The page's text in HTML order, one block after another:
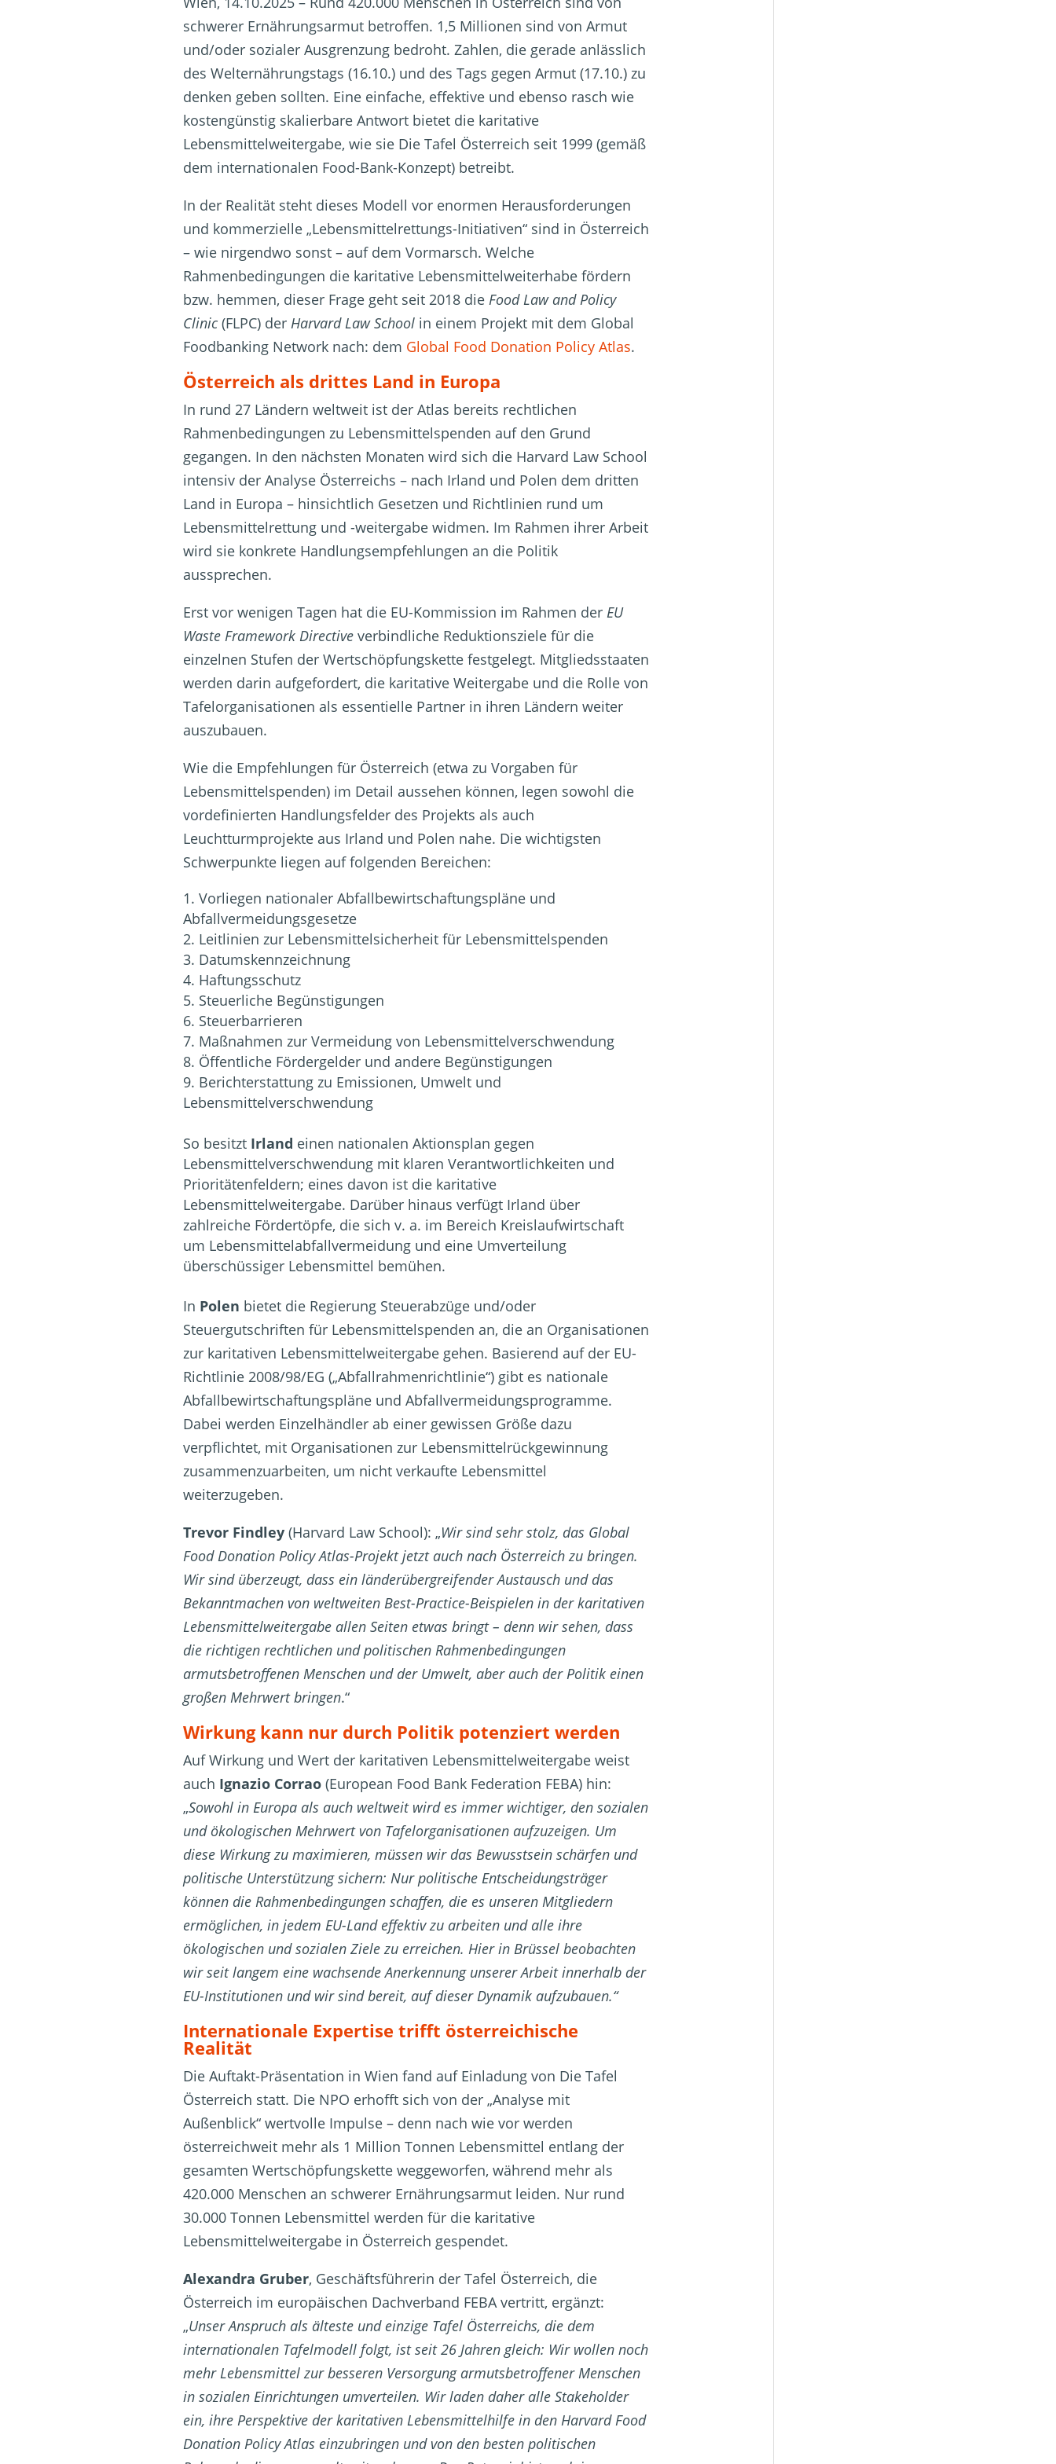
schwerer Ernährungsarmut betroffen. 1,5 Millionen sind von Armut
und/oder sozialer Ausgrenzung bedroht. Zahlen, die gerade anlässlich
des Welternährungstags (16.10.) und des Tags gegen Armut (17.10.) zu
denken geben sollten. Eine einfache, effektive und ebenso rasch wie
kostengünstig skalierbare Antwort bietet die karitative
Lebensmittelweitergabe, wie sie Die Tafel Österreich seit 1999 (gemäß
dem internationalen Food-Bank-Konzept) betreibt.
In der Realität steht dieses Modell vor enormen Herausforderungen
und kommerzielle „Lebensmittelrettungs-Initiativen“ sind in Österreich
– wie nirgendwo sonst – auf dem Vormarsch. Welche
Rahmenbedingungen die karitative Lebensmittelweiterhabe fördern
bzw. hemmen, dieser Frage geht seit 2018 dieFood Law and Policy
Clinic (FLPC) derHarvard Law School in einem Projekt mit dem Global
Foodbanking Network nach: dem Global Food Donation Policy Atlas.
Österreich als drittes Land in Europa
In rund 27 Ländern weltweit ist der Atlas bereits rechtlichen
Rahmenbedingungen zu Lebensmittelspenden auf den Grund
gegangen. In den nächsten Monaten wird sich die Harvard Law School
intensiv der Analyse Österreichs – nach Irland und Polen dem dritten
Land in Europa – hinsichtlich Gesetzen und Richtlinien rund um
Lebensmittelrettung und -weitergabe widmen. Im Rahmen ihrer Arbeit
wird sie konkrete Handlungsempfehlungen an die Politik
aussprechen.
Erst vor wenigen Tagen hat die EU-Kommission im Rahmen derEU
Waste Framework Directive verbindliche Reduktionsziele für die
einzelnen Stufen der Wertschöpfungskette festgelegt. Mitgliedsstaaten
werden darin aufgefordert, die karitative Weitergabe und die Rolle von
Tafelorganisationen als essentielle Partner in ihren Ländern weiter
auszubauen.
Wie die Empfehlungen für Österreich (etwa zu Vorgaben für
Lebensmittelspenden) im Detail aussehen können, legen sowohl die
vordefinierten Handlungsfelder des Projekts als auch
Leuchtturmprojekte aus Irland und Polen nahe. Die wichtigsten
Schwerpunkte liegen auf folgenden Bereichen:
Vorliegen nationaler Abfallbewirtschaftungspläne und
Abfallvermeidungsgesetze
Leitlinien zur Lebensmittelsicherheit für Lebensmittelspenden
Datumskennzeichnung
Haftungsschutz
Steuerliche Begünstigungen
Steuerbarrieren
Maßnahmen zur Vermeidung von Lebensmittelverschwendung
Öffentliche Fördergelder und andere Begünstigungen
Berichterstattung zu Emissionen, Umwelt und
Lebensmittelverschwendung
So besitzt Irland einen nationalen Aktionsplan gegen
Lebensmittelverschwendung mit klaren Verantwortlichkeiten und
Prioritätenfeldern; eines davon ist die karitative
Lebensmittelweitergabe. Darüber hinaus verfügt Irland über
zahlreiche Fördertöpfe, die sich v. a. im Bereich Kreislaufwirtschaft
um Lebensmittelabfallvermeidung und eine Umverteilung
überschüssiger Lebensmittel bemühen.
In Polen bietet die Regierung Steuerabzüge und/oder
Steuergutschriften für Lebensmittelspenden an, die an Organisationen
zur karitativen Lebensmittelweitergabe gehen. Basierend auf der EU-
Richtlinie 2008/98/EG („Abfallrahmenrichtlinie“) gibt es nationale
Abfallbewirtschaftungspläne und Abfallvermeidungsprogramme.
Dabei werden Einzelhändler ab einer gewissen Größe dazu
verpflichtet, mit Organisationen zur Lebensmittelrückgewinnung
zusammenzuarbeiten, um nicht verkaufte Lebensmittel
weiterzugeben.
Trevor Findley (Harvard Law School): „Wir sind sehr stolz, das Global
Food Donation Policy Atlas-Projekt jetzt auch nach Österreich zu bringen.
Wir sind überzeugt, dass ein länderübergreifender Austausch und das
Bekanntmachen von weltweiten Best-Practice-Beispielen in der karitativen
Lebensmittelweitergabe allen Seiten etwas bringt – denn wir sehen, dass
die richtigen rechtlichen und politischen Rahmenbedingungen
armutsbetroffenen Menschen und der Umwelt, aber auch der Politik einen
großen Mehrwert bringen.“
Wirkung kann nur durch Politik potenziert werden
Auf Wirkung und Wert der karitativen Lebensmittelweitergabe weist
auch Ignazio Corrao (European Food Bank Federation FEBA) hin:
„Sowohl in Europa als auch weltweit wird es immer wichtiger, den sozialen
und ökologischen Mehrwert von Tafelorganisationen aufzuzeigen. Um
diese Wirkung zu maximieren, müssen wir das Bewusstsein schärfen und
politische Unterstützung sichern: Nur politische Entscheidungsträger
können die Rahmenbedingungen schaffen, die es unseren Mitgliedern
ermöglichen, in jedem EU-Land effektiv zu arbeiten und alle ihre
ökologischen und sozialen Ziele zu erreichen. Hier in Brüssel beobachten
wir seit langem eine wachsende Anerkennung unserer Arbeit innerhalb der
EU-Institutionen und wir sind bereit, auf dieser Dynamik aufzubauen.“
Internationale Expertise trifft österreichische
Realität
Die Auftakt-Präsentation in Wien fand auf Einladung von Die Tafel
Österreich statt. Die NPO erhofft sich von der „Analyse mit
Außenblick“ wertvolle Impulse – denn nach wie vor werden
österreichweit mehr als 1 Million Tonnen Lebensmittel entlang der
gesamten Wertschöpfungskette weggeworfen, während mehr als
420.000 Menschen an schwerer Ernährungsarmut leiden. Nur rund
30.000 Tonnen Lebensmittel werden für die karitative
Lebensmittelweitergabe in Österreich gespendet.
Alexandra Gruber, Geschäftsführerin der Tafel Österreich, die
Österreich im europäischen Dachverband FEBA vertritt, ergänzt:
„Unser Anspruch als älteste und einzige Tafel Österreichs, die dem
internationalen Tafelmodell folgt, ist seit 26 Jahren gleich: Wir wollen noch
mehr Lebensmittel zur besseren Versorgung armutsbetroffener Menschen
in sozialen Einrichtungen umverteilen. Wir laden daher alle Stakeholder
ein, ihre Perspektive der karitativen Lebensmittelhilfe in den Harvard Food
Donation Policy Atlas einzubringen und von den besten politischen